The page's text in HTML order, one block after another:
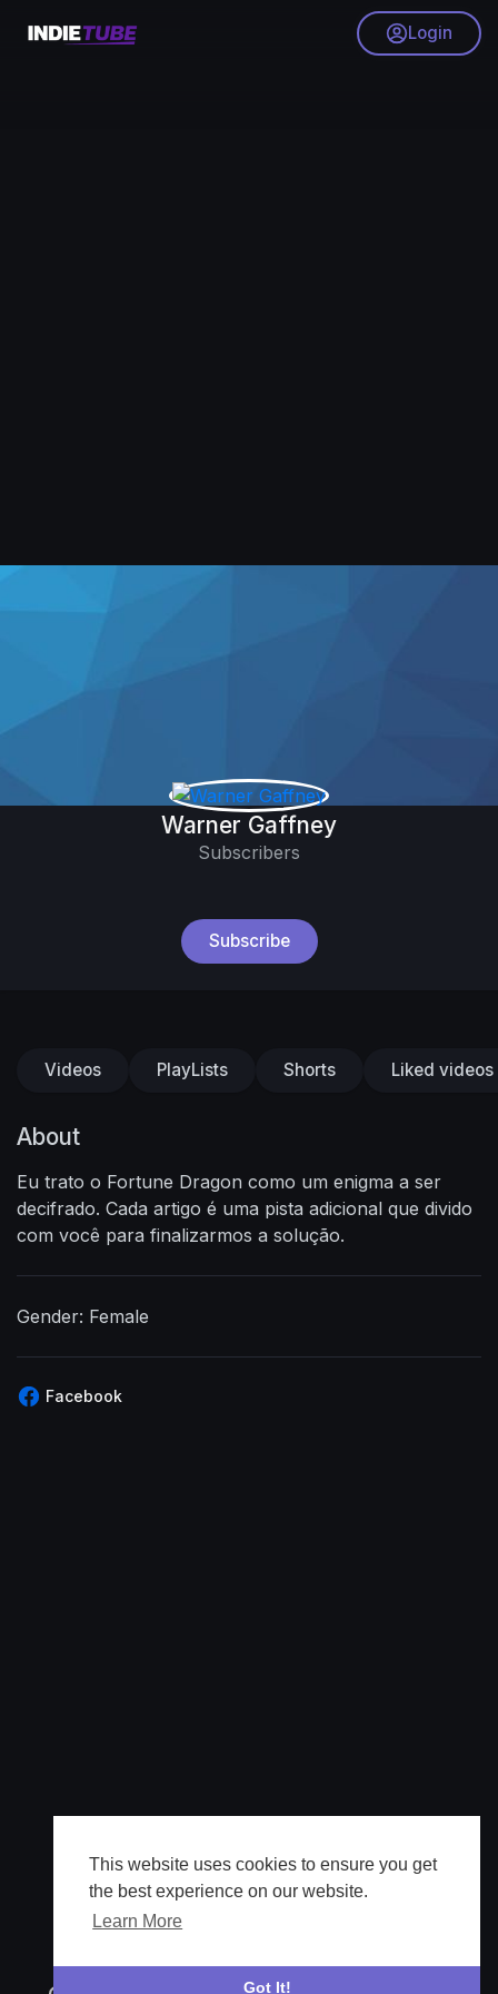
This website uses cookies to ensure you get
the best experience on our website.
Learn More
Got It!
Login
Warner Gaffney
Subscribers
Subscribe
Videos PlayLists Shorts Liked videos
About
Eu trato o Fortune Dragon como um enigma a ser
decifrado. Cada artigo é uma pista adicional que divido
com você para finalizarmos a solução.
Gender: Female
Facebook